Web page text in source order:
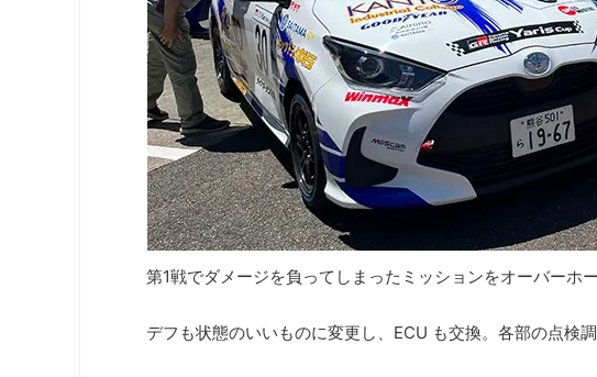
第1戦でダメージを負ってしまったミッションをオーバーホー
デフも状態のいいものに変更し、ECU も交換。各部の点検